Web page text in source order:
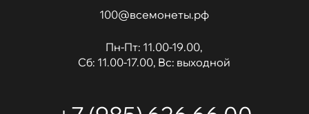
100@всемонеты.рф
Пн-Пт: 11.00-19.00,
Сб: 11.00-17.00, Вс: выходной